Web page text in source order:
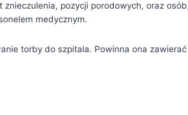
pozycji porodowych, oraz
medycznym.
torby do szpitala. Powinna ona